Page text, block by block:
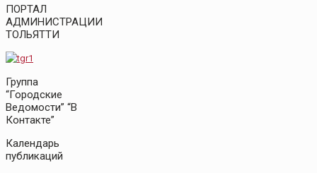
ПОРТАЛ
АДМИНИСТРАЦИИ
ТОЛЬЯТТИ
Группа
“Городские
Ведомости” “В
Контакте”
Календарь
публикаций